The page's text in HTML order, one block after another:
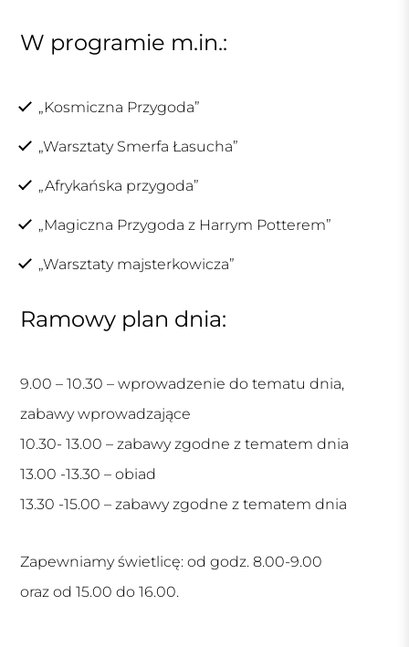
W programie m.in.:
„Kosmiczna Przygoda”
„Warsztaty Smerfa Łasucha”
„Afrykańska przygoda”
„Magiczna Przygoda z Harrym Potterem”
„Warsztaty majsterkowicza”
Ramowy plan dnia:
9.00 – 10.30 – wprowadzenie do tematu dnia,
zabawy wprowadzające
10.30- 13.00 – zabawy zgodne z tematem dnia
13.00 -13.30 – obiad
13.30 -15.00 – zabawy zgodne z tematem dnia
Zapewniamy świetlicę: od godz. 8.00-9.00
oraz od 15.00 do 16.00.